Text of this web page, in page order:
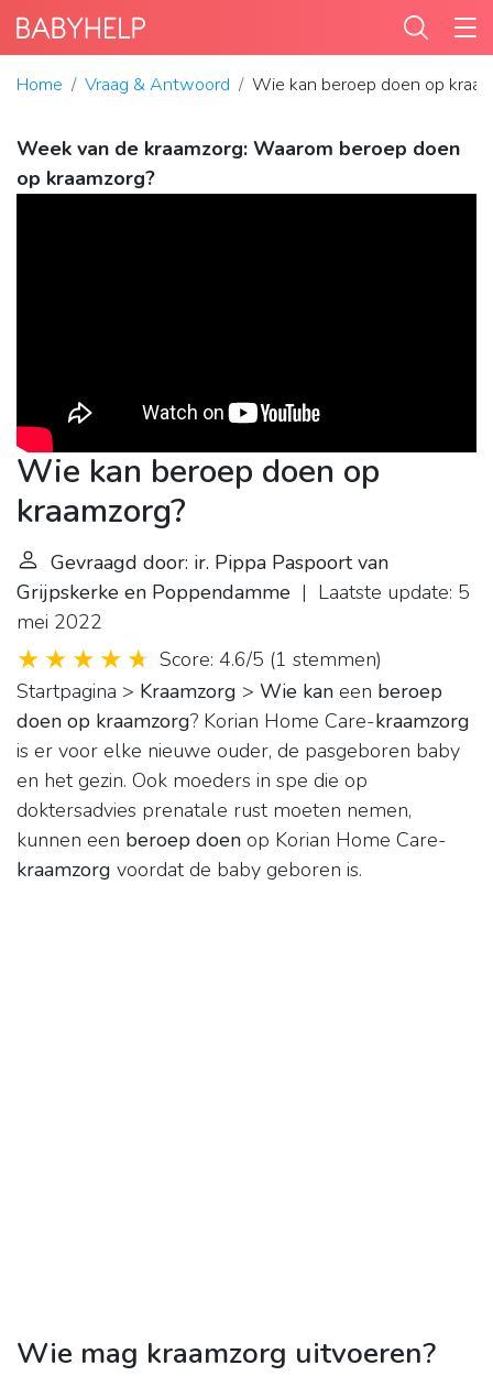
Home Vraag & Antwoord Wie kan beroep doen op
Week van de kraamzorg: Waarom beroep doen
op kraamzorg?
Wie kan beroep doen op
kraamzorg?
Gevraagd door: ir. Pippa Paspoort van
Grijpskerke en Poppendamme | Laatste update: 5
mei 2022
Score: 4.6/5 (1 stemmen)
Startpagina > Kraamzorg > Wie kan een beroep
doen op kraamzorg? Korian Home Care-kraamzorg
is er voor elke nieuwe ouder, de pasgeboren baby
en het gezin. Ook moeders in spe die op
doktersadvies prenatale rust moeten nemen,
kunnen een beroep doen op Korian Home Care-
kraamzorg voordat de baby geboren is.
Wie mag kraamzorg uitvoeren?